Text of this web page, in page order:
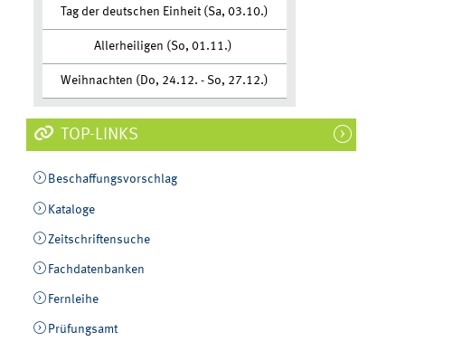
Tag der deutschen Einheit (Sa, 03.10.)
Allerheiligen (So, 01.11.)
Weihnachten (Do, 24.12. - So, 27.12.)
TOP-LINKS
Beschaffungsvorschlag
Kataloge
Zeitschriftensuche
Fachdatenbanken
Fernleihe
Prüfungsamt